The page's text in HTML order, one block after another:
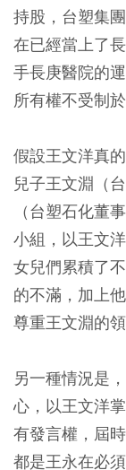
持股，台塑集
在已經當上了
手長庚醫院的
所有權不受制於
假設王文洋真
兒子王文淵（
（台塑石化董
小組，以王文
女兒們累積了
的不滿，加上
尊重王文淵的
另一種情況是
心，以王文洋
有發言權，屆
都是王永在必